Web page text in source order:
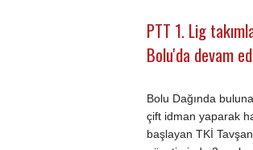
PTT 1. Lig
Bolu'da devam
Bolu Dağında
çift idman yaparak
başlayan TKİ